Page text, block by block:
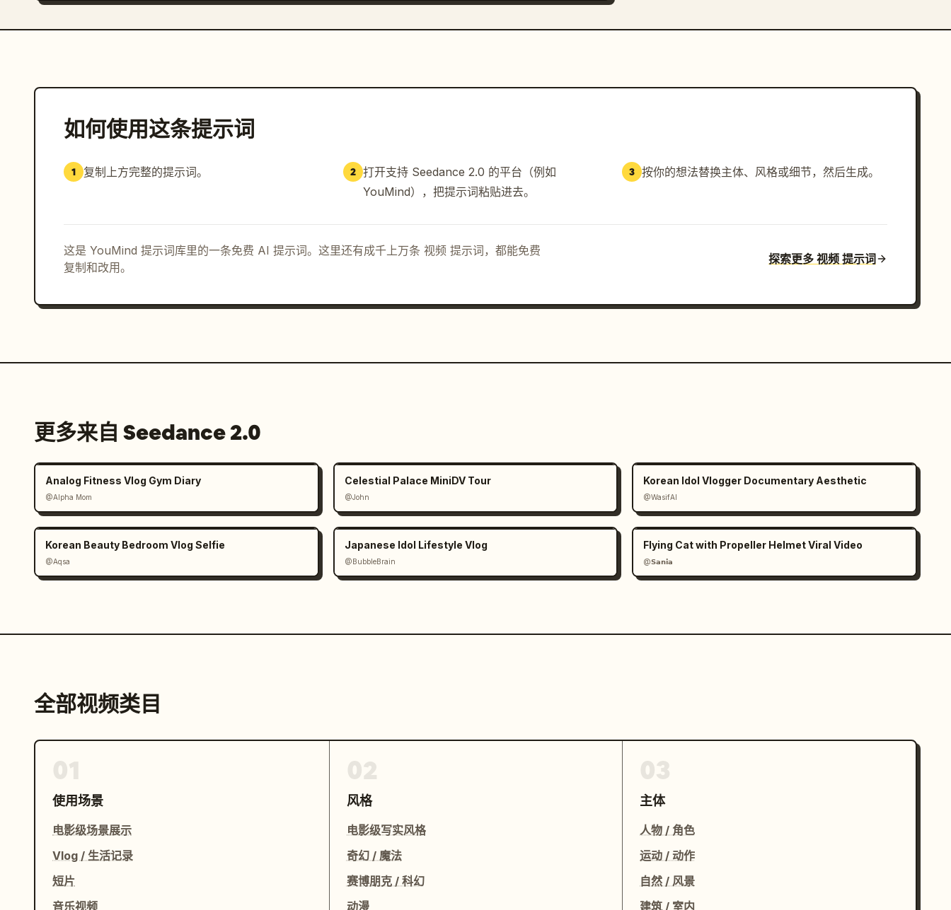
通逃跑，熊过度拟人化，卡通熊，怪物熊，熊身体变形，多余肢体，错误动物结构，白天场景，城市背景，横
如何使用这条提示词
1 复制上方完整的提示词。 2 打开支持 Seedance 2.0 的平台（例如
YouMind），把提示词粘贴进去。
3 按你的想法替换主体、风格或细节，然后生成。
这是 YouMind 提示词库里的一条免费 AI 提示词。这里还有成千上万条 视频 提示词，都能免费
复制和改用。
探索更多 视频 提示词
更多来自 Seedance 2.0
Analog Fitness Vlog Gym Diary
@Alpha Mom
Celestial Palace MiniDV Tour
@John
Korean Idol Vlogger Documentary Aesthetic
@WasifAI
Korean Beauty Bedroom Vlog Selfie
@Aqsa
Japanese Idol Lifestyle Vlog
@BubbleBrain
Flying Cat with Propeller Helmet Viral Video
@𝗦𝗮𝗻𝗶𝗮
全部视频类目
使用场景
电影级场景展示
Vlog / 生活记录
短片
音乐视频
风格
电影级写实风格
奇幻 / 魔法
赛博朋克 / 科幻
动漫
主体
人物 / 角色
运动 / 动作
自然 / 风景
建筑 / 室内